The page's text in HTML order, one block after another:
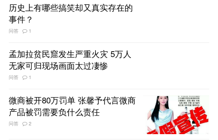
历史上有哪些搞笑却又真实存在的
事件？
问答 1
孟加拉贫民窟发生严重火灾 5万人
无家可归现场画面太过凄惨
问答 1
微商被开80万罚单 张馨予代言微商
产品被罚需要负什么责任
问答 2